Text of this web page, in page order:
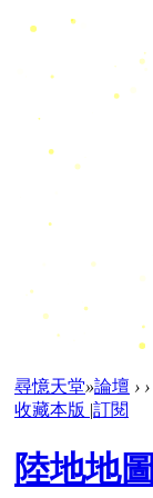
尋憶天堂»論壇 › ›
收藏本版 |訂閱
陸地地圖